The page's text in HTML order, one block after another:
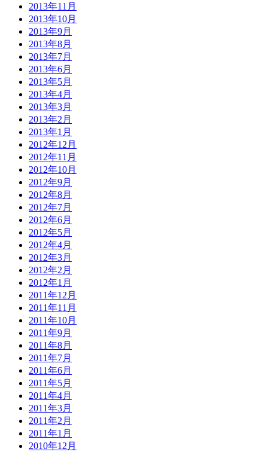
2013年11月
2013年10月
2013年9月
2013年8月
2013年7月
2013年6月
2013年5月
2013年4月
2013年3月
2013年2月
2013年1月
2012年12月
2012年11月
2012年10月
2012年9月
2012年8月
2012年7月
2012年6月
2012年5月
2012年4月
2012年3月
2012年2月
2012年1月
2011年12月
2011年11月
2011年10月
2011年9月
2011年8月
2011年7月
2011年6月
2011年5月
2011年4月
2011年3月
2011年2月
2011年1月
2010年12月